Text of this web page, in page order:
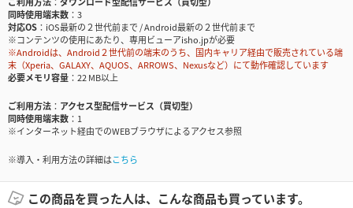
同時使用端末数
3
対応OS
iOS最新の２世代前まで / Android最新の２世代前まで
※コンテンツの使用にあたり、専用ビューアisho.jpが必要
※Androidは、Android２世代前の端末のうち、国内キャリア経由で販売されている端
末（Xperia、GALAXY、AQUOS、ARROWS、Nexusなど）にて動作確認しています
必要メモリ容量
22 MB以上
ご利用方法
アクセス型配信サービス（買切型）
同時使用端末数
1
※インターネット経由でのWEBブラウザによるアクセス参照
※導入・利用方法の詳細はこちら
この商品を買った人は、こんな商品も買っています。